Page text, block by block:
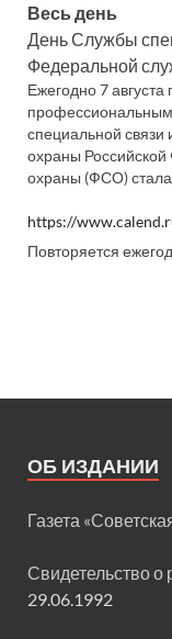
Весь день
День Службы
Федеральной
Ежегодно 7
специальной
охраны
охраны (ФСО)
https://
Повторяется
ОБ ИЗДАНИИ
Газета
Свидетельство
29.06.1992